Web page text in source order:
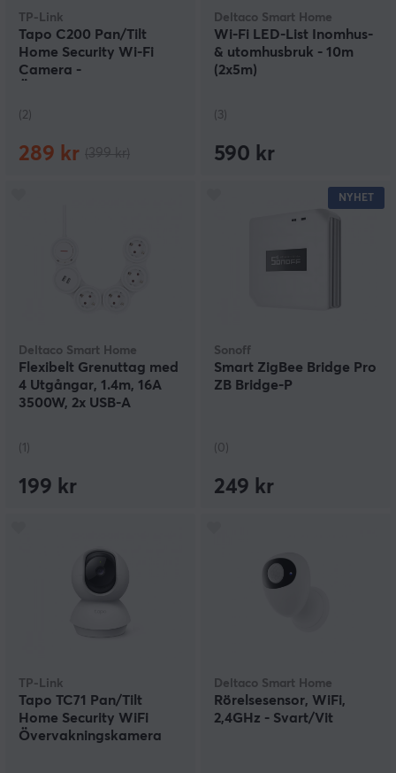
TP-Link
Tapo C200 Pan/Tilt
Home Security Wi-Fi
Camera -
(2)
289 kr
Deltaco Smart Home
Wi-Fi LED-List Inomhus-
& utomhusbruk - 10m
(2x5m)
(3)
590 kr
Deltaco Smart Home
Flexibelt Grenuttag med
4 Utgångar, 1.4m, 16A
3500W, 2x USB-A
(1)
199 kr
NYHET
Sonoff
Smart ZigBee Bridge Pro
ZB Bridge-P
(0)
249 kr
TP-Link
Tapo TC71 Pan/Tilt
Home Security WiFi
Övervakningskamera
Deltaco Smart Home
Rörelsesensor, WiFi,
2,4GHz - Svart/Vit